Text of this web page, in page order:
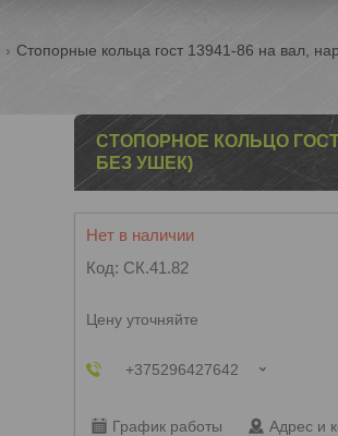
Стопорные кольца гост 13941-86 на вал,
СТОПОРНОЕ КОЛЬЦО ГОСТ
БЕЗ УШЕК)
Нет в наличии
Код: CК.41.82
Цену уточняйте
+375296427642
График работы Адрес и